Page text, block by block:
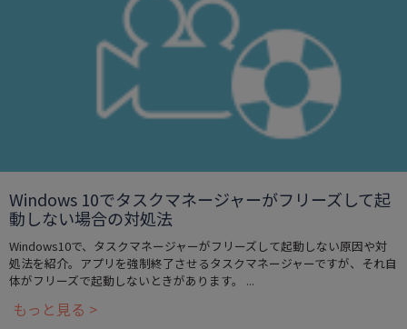
Windows 10でタスクマネージャーがフリーズして起
動しない場合の対処法
Windows10で、タスクマネージャーがフリーズして起動しない原因や対
処法を紹介。アプリを強制終了させるタスクマネージャーですが、それ自
体がフリーズで起動しないときがあります。 ...
もっと見る >